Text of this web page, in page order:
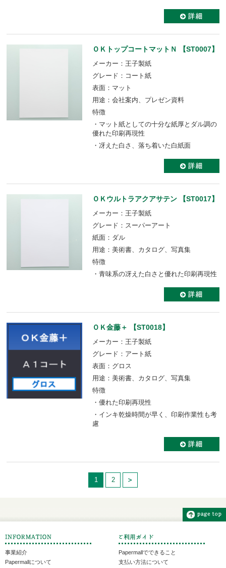
ＯＫトップコートマットＮ 【ST0007】
メーカー：王子製紙
グレード：コート紙
表面：マット
用途：会社案内、プレゼン資料
特徴
・マット紙としての十分な紙厚とダル調の
優れた印刷再現性
・冴えた白さ、落ち着いた白紙面
ＯＫウルトラアクアサテン 【ST0017】
メーカー：王子製紙
グレード：スーパーアート
紙面：ダル
用途：美術書、カタログ、写真集
特徴
・青味系の冴えた白さと優れた印刷再現性
ＯＫ金藤＋ 【ST0018】
メーカー：王子製紙
グレード：アート紙
表面：グロス
用途：美術書、カタログ、写真集
特徴
・優れた印刷再現性
・インキ乾燥時間が早く、印刷作業性も考
慮
1 2
事業紹介
Papermallについて
Papermallでできること
支払い方法について